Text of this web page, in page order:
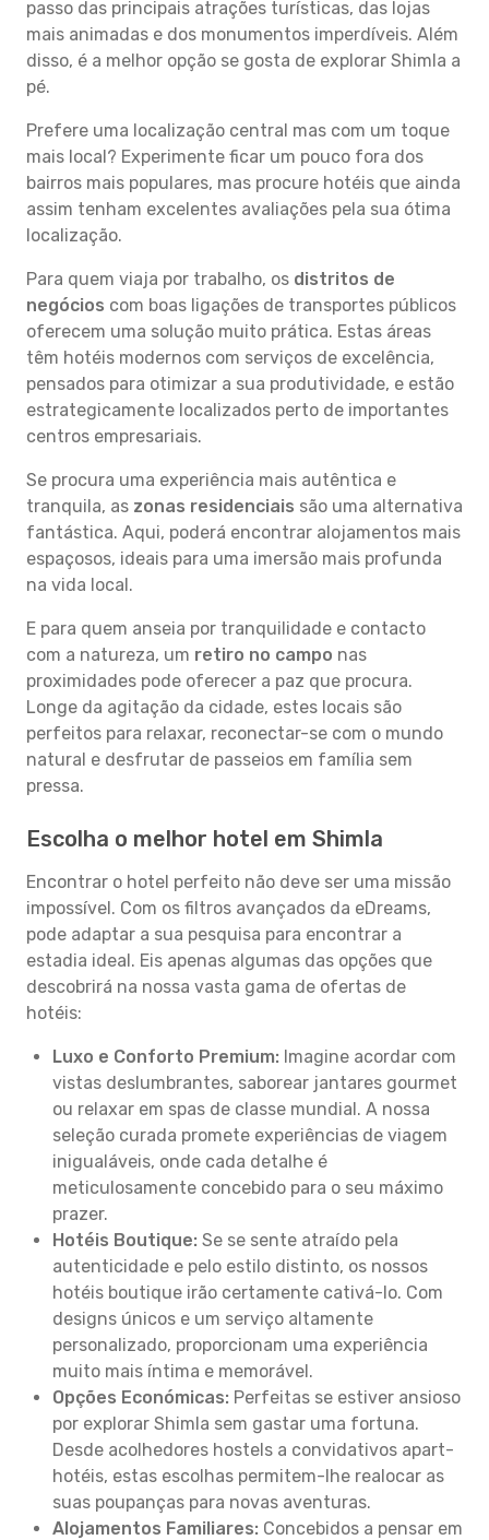
passo das principais atrações turísticas, das lojas
mais animadas e dos monumentos imperdíveis. Além
disso, é a melhor opção se gosta de explorar Shimla a
pé.
Prefere uma localização central mas com um toque
mais local? Experimente ficar um pouco fora dos
bairros mais populares, mas procure hotéis que ainda
assim tenham excelentes avaliações pela sua ótima
localização.
Para quem viaja por trabalho, os distritos de
negócios com boas ligações de transportes públicos
oferecem uma solução muito prática. Estas áreas
têm hotéis modernos com serviços de excelência,
pensados para otimizar a sua produtividade, e estão
estrategicamente localizados perto de importantes
centros empresariais.
Se procura uma experiência mais autêntica e
tranquila, as zonas residenciais são uma alternativa
fantástica. Aqui, poderá encontrar alojamentos mais
espaçosos, ideais para uma imersão mais profunda
na vida local.
E para quem anseia por tranquilidade e contacto
com a natureza, um retiro no campo nas
proximidades pode oferecer a paz que procura.
Longe da agitação da cidade, estes locais são
perfeitos para relaxar, reconectar-se com o mundo
natural e desfrutar de passeios em família sem
pressa.
Escolha o melhor hotel em Shimla
Encontrar o hotel perfeito não deve ser uma missão
impossível. Com os filtros avançados da eDreams,
pode adaptar a sua pesquisa para encontrar a
estadia ideal. Eis apenas algumas das opções que
descobrirá na nossa vasta gama de ofertas de
hotéis:
Luxo e Conforto Premium: Imagine acordar com
vistas deslumbrantes, saborear jantares gourmet
ou relaxar em spas de classe mundial. A nossa
seleção curada promete experiências de viagem
inigualáveis, onde cada detalhe é
meticulosamente concebido para o seu máximo
prazer.
Hotéis Boutique: Se se sente atraído pela
autenticidade e pelo estilo distinto, os nossos
hotéis boutique irão certamente cativá-lo. Com
designs únicos e um serviço altamente
personalizado, proporcionam uma experiência
muito mais íntima e memorável.
Opções Económicas: Perfeitas se estiver ansioso
por explorar Shimla sem gastar uma fortuna.
Desde acolhedores hostels a convidativos apart-
hotéis, estas escolhas permitem-lhe realocar as
suas poupanças para novas aventuras.
Alojamentos Familiares: Concebidos a pensar em